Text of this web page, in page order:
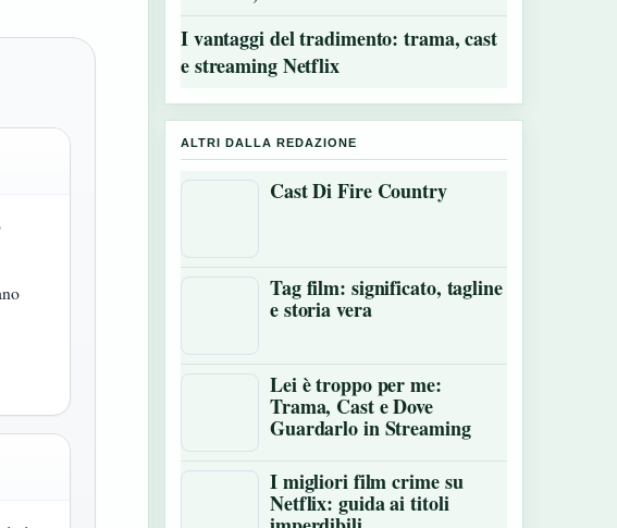
I vantaggi del tradimento: trama, cast
e streaming Netflix
ALTRI DALLA REDAZIONE
Cast Di Fire Country
Tag film: significato, tagline
e storia vera
Lei è troppo per me:
Trama, Cast e Dove
Guardarlo in Streaming
I migliori film crime su
Netflix: guida ai titoli